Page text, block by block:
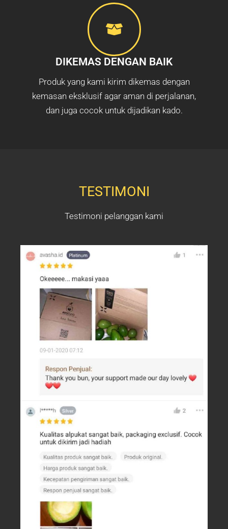
DIKEMAS DENGAN BAIK
Produk yang kami kirim dikemas dengan
kemasan eksklusif agar aman di perjalanan,
dan juga cocok untuk dijadikan kado.
TESTIMONI
Testimoni pelanggan kami